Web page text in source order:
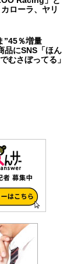
ローラ、ヤリ
”45％増量
品にSNS「ほん
むさぼってる」